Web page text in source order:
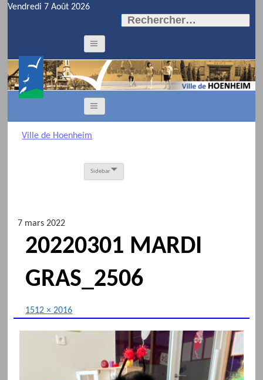
Vendredi 7 Août 2026
Rechercher :
Ville de Hoenheim
Sidebar
7 mars 2022
20220301 MARDI
GRAS_2506
1512 × 2016